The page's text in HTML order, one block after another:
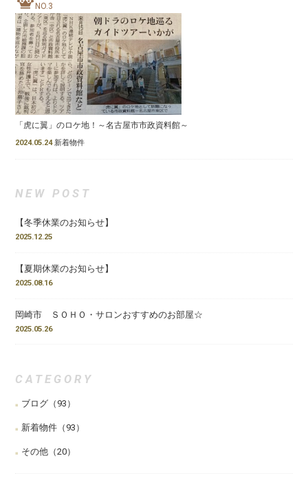
NO.3
「虎に翼」のロケ地！～名古屋市市政資料館～
2024.05.24 新着物件
NEW POST
【冬季休業のお知らせ】
2025.12.25
【夏期休業のお知らせ】
2025.08.16
岡崎市 ＳＯＨＯ・サロンおすすめのお部屋☆
2025.05.26
CATEGORY
ブログ （93）
新着物件 （93）
その他 （20）